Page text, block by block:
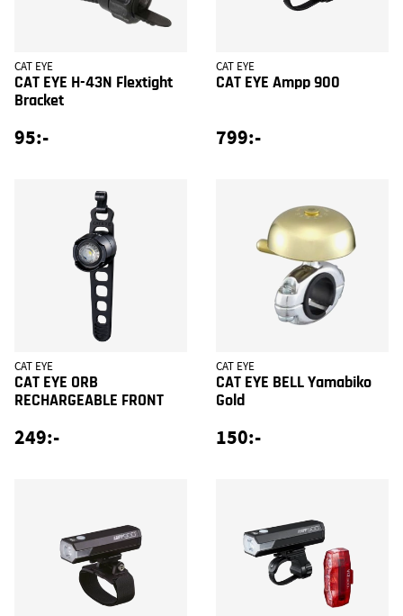
CAT EYE
CAT EYE H-43N Flextight
Bracket
95:-
CAT EYE
CAT EYE Ampp 900
799:-
CAT EYE
CAT EYE ORB
RECHARGEABLE FRONT
249:-
CAT EYE
CAT EYE BELL Yamabiko
Gold
150:-